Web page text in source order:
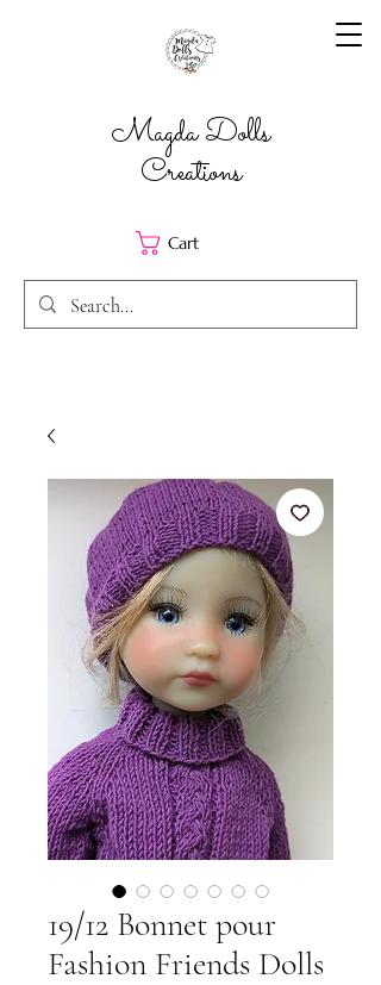
Magda Dolls
Creations
Cart
19/12 Bonnet pour
Fashion Friends Dolls